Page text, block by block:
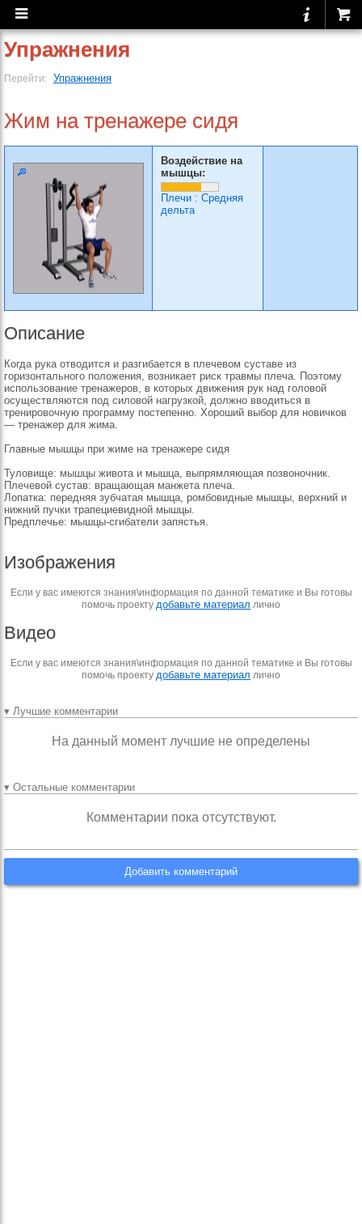
Упражнения
Перейти: Упражнения
Жим на тренажере сидя
Воздействие на
мышцы:
Плечи : Средняя
дельта
Описание
Когда рука отводится и разгибается в плечевом суставе из
горизонтального положения, возникает риск травмы плеча. Поэтому
использование тренажеров, в которых движения рук над головой
осуществляются под силовой нагрузкой, должно вводиться в
тренировочную программу постепенно. Хороший выбор для новичков
— тренажер для жима.
Главные мышцы при жиме на тренажере сидя
Туловище: мышцы живота и мышца, выпрямляющая позвоночник.
Плечевой сустав: вращающая манжета плеча.
Лопатка: передняя зубчатая мышца, ромбовидные мышцы, верхний и
нижний пучки трапециевидной мышцы.
Предплечье: мышцы-сгибатели запястья.
Изображения
Если у вас имеются знания\информация по данной тематике и Вы готовы
помочь проекту добавьте материал лично
Видео
Если у вас имеются знания\информация по данной тематике и Вы готовы
помочь проекту добавьте материал лично
▾ Лучшие комментарии
На данный момент лучшие не определены
▾ Остальные комментарии
Комментарии пока отсутствуют.
Добавить комментарий